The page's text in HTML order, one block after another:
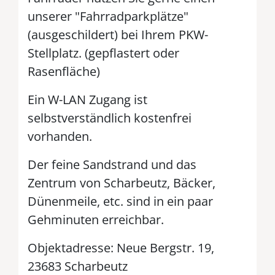
unserer "Fahrradparkplätze"
(ausgeschildert) bei Ihrem PKW-
Stellplatz. (gepflastert oder
Rasenfläche)
Ein W-LAN Zugang ist
selbstverständlich kostenfrei
vorhanden.
Der feine Sandstrand und das
Zentrum von Scharbeutz, Bäcker,
Dünenmeile, etc. sind in ein paar
Gehminuten erreichbar.
Objektadresse: Neue Bergstr. 19,
23683 Scharbeutz